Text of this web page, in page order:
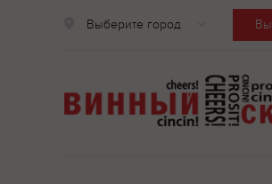
Выберите город